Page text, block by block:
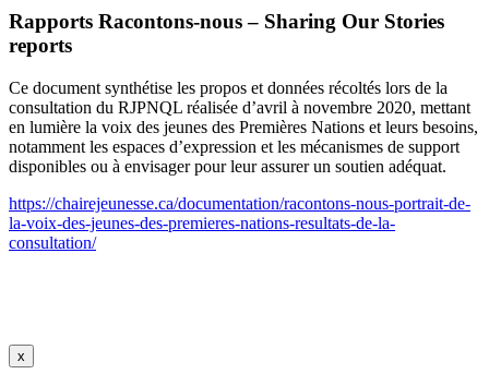
Rapports Racontons-nous – Sharing Our Stories
reports
Ce document synthétise les propos et données récoltés lors de la
consultation du RJPNQL réalisée d’avril à novembre 2020, mettant
en lumière la voix des jeunes des Premières Nations et leurs besoins,
notamment les espaces d’expression et les mécanismes de support
disponibles ou à envisager pour leur assurer un soutien adéquat.
https://chairejeunesse.ca/documentation/racontons-nous-portrait-de-
la-voix-des-jeunes-des-premieres-nations-resultats-de-la-
consultation/
x